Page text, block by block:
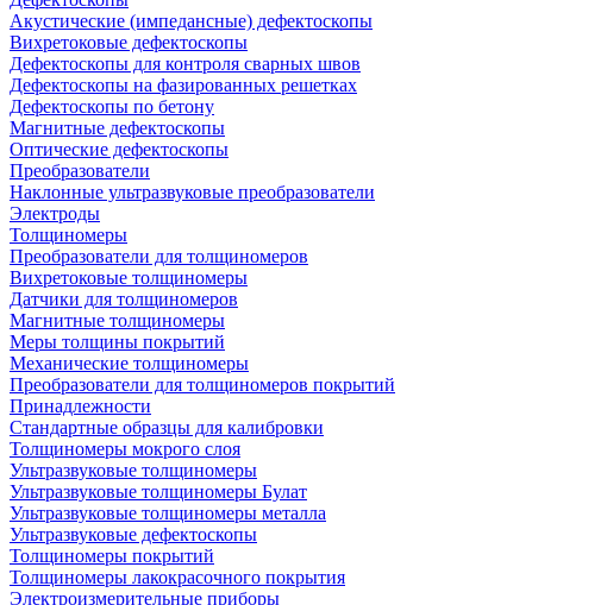
Акустические (импедансные) дефектоскопы
Вихретоковые дефектоскопы
Дефектоскопы для контроля сварных швов
Дефектоскопы на фазированных решетках
Дефектоскопы по бетону
Магнитные дефектоскопы
Оптические дефектоскопы
Преобразователи
Наклонные ультразвуковые преобразователи
Электроды
Толщиномеры
Преобразователи для толщиномеров
Вихретоковые толщиномеры
Датчики для толщиномеров
Магнитные толщиномеры
Меры толщины покрытий
Механические толщиномеры
Преобразователи для толщиномеров покрытий
Принадлежности
Стандартные образцы для калибровки
Толщиномеры мокрого слоя
Ультразвуковые толщиномеры
Ультразвуковые толщиномеры Булат
Ультразвуковые толщиномеры металла
Ультразвуковые дефектоскопы
Толщиномеры покрытий
Толщиномеры лакокрасочного покрытия
Электроизмерительные приборы